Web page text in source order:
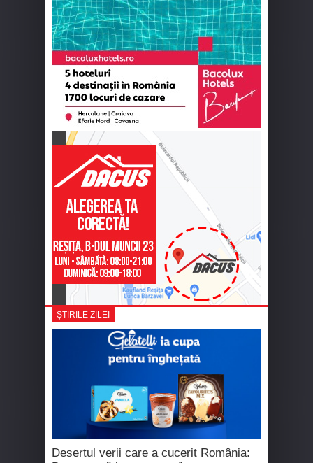
ȘTIRILE ZILEI
Desertul verii care a cucerit România: